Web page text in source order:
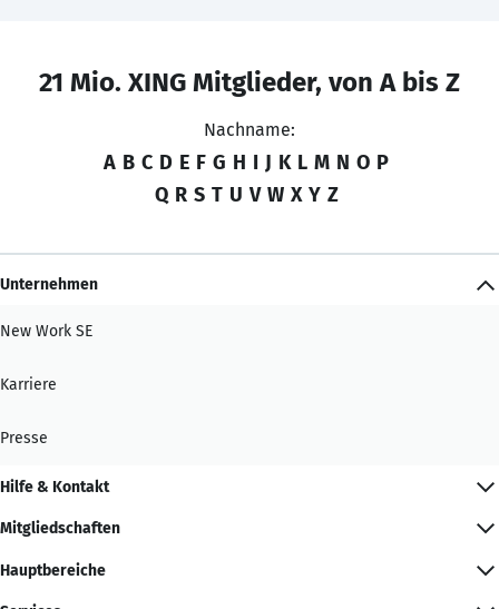
21 Mio. XING Mitglieder, von A bis Z
Nachname:
A B C D E F G H I J K L M N O P
Q R S T U V W X Y Z
Unternehmen
New Work SE
Karriere
Presse
Hilfe & Kontakt
Mitgliedschaften
Hauptbereiche